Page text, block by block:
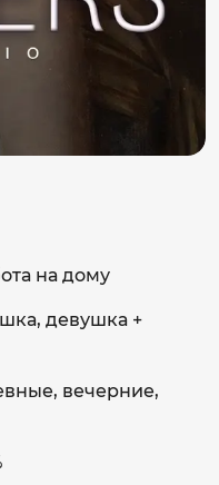
на дому
девушка +
вечерние,